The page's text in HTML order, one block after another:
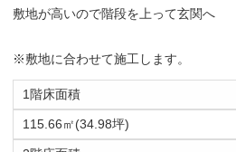
敷地が高いので階段を上って玄関へ
※敷地に合わせて施工します。
1階床面積
115.66㎡(34.98坪)